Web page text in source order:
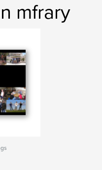
mfrary